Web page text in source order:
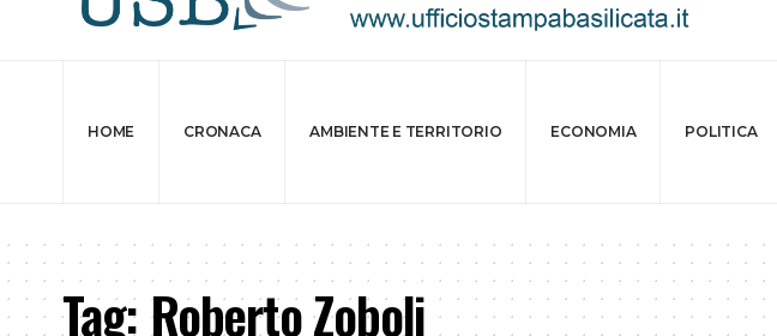
HOME CRONACA AMBIENTE E TERRITORIO ECONOMIA POLITICA
Tag:Roberto Zoboli